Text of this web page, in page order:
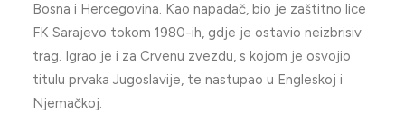
Bosna i Hercegovina. Kao napadač, bio je zaštitno lice
FK Sarajevo tokom 1980-ih, gdje je ostavio neizbrisiv
trag. Igrao je i za Crvenu zvezdu, s kojom je osvojio
titulu prvaka Jugoslavije, te nastupao u Engleskoj i
Njemačkoj.